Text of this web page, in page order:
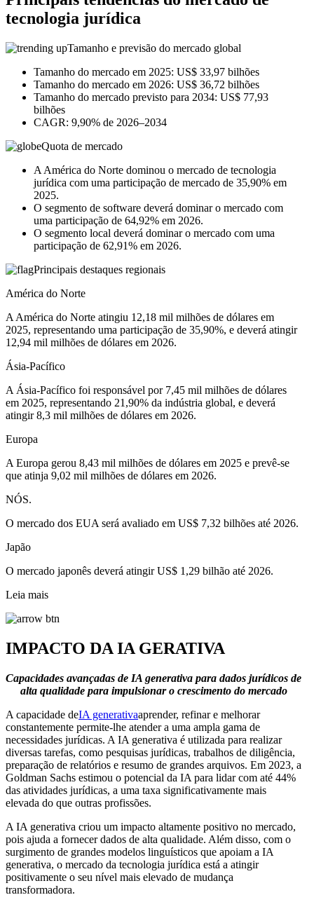
tecnologia jurídica
Tamanho e previsão do mercado global
Tamanho do mercado em 2025: US$ 33,97 bilhões
Tamanho do mercado em 2026: US$ 36,72 bilhões
Tamanho do mercado previsto para 2034: US$ 77,93
bilhões
CAGR: 9,90% de 2026–2034
Quota de mercado
A América do Norte dominou o mercado de tecnologia
jurídica com uma participação de mercado de 35,90% em
2025.
O segmento de software deverá dominar o mercado com
uma participação de 64,92% em 2026.
O segmento local deverá dominar o mercado com uma
participação de 62,91% em 2026.
Principais destaques regionais
América do Norte
A América do Norte atingiu 12,18 mil milhões de dólares em
2025, representando uma participação de 35,90%, e deverá atingir
12,94 mil milhões de dólares em 2026.
Ásia-Pacífico
A Ásia-Pacífico foi responsável por 7,45 mil milhões de dólares
em 2025, representando 21,90% da indústria global, e deverá
atingir 8,3 mil milhões de dólares em 2026.
Europa
A Europa gerou 8,43 mil milhões de dólares em 2025 e prevê-se
que atinja 9,02 mil milhões de dólares em 2026.
NÓS.
O mercado dos EUA será avaliado em US$ 7,32 bilhões até 2026.
Japão
O mercado japonês deverá atingir US$ 1,29 bilhão até 2026.
Leia mais
IMPACTO DA IA GERATIVA
Capacidades avançadas de IA generativa para dados jurídicos de
alta qualidade para impulsionar o crescimento do mercado
A capacidade deIA generativaaprender, refinar e melhorar
constantemente permite-lhe atender a uma ampla gama de
necessidades jurídicas. A IA generativa é utilizada para realizar
diversas tarefas, como pesquisas jurídicas, trabalhos de diligência,
preparação de relatórios e resumo de grandes arquivos. Em 2023, a
Goldman Sachs estimou o potencial da IA ​​para lidar com até 44%
das atividades jurídicas, a uma taxa significativamente mais
elevada do que outras profissões.
A IA generativa criou um impacto altamente positivo no mercado,
pois ajuda a fornecer dados de alta qualidade. Além disso, com o
surgimento de grandes modelos linguísticos que apoiam a IA
generativa, o mercado da tecnologia jurídica está a atingir
positivamente o seu nível mais elevado de mudança
transformadora.